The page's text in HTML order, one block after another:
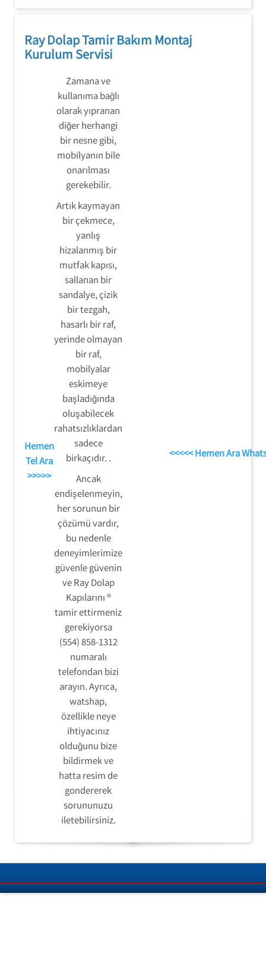
Ray Dolap Tamir Bakım Montaj
Kurulum Servisi
Hemen
Tel Ara
>>>>>
Zamana ve
kullanıma bağlı
olarak yıpranan
diğer herhangi
bir nesne gibi,
mobilyanın bile
onarılması
gerekebilir.
Artık kaymayan
bir çekmece,
yanlış
hizalanmış bir
mutfak kapısı,
sallanan bir
sandalye, çizik
bir tezgah,
hasarlı bir raf,
yerinde olmayan
bir raf,
mobilyalar
eskimeye
başladığında
oluşabilecek
rahatsızlıklardan
sadece
birkaçıdır. .
Ancak
endişelenmeyin,
her sorunun bir
çözümü vardır,
bu nedenle
deneyimlerimize
güvenle güvenin
ve Ray Dolap
Kapılarını ®
tamir ettirmeniz
gerekiyorsa
(554) 858-1312
numaralı
telefondan bizi
arayın. Ayrıca,
watshap,
özellikle neye
ihtiyacınız
olduğunu bize
bildirmek ve
hatta resim de
gondererek
sorununuzu
iletebilirsiniz.
<<<<< Hemen Ara